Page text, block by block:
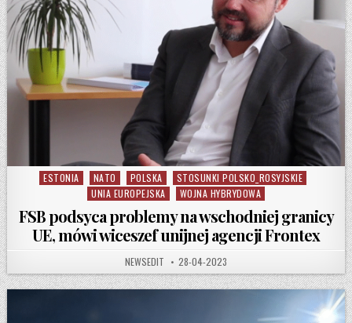
Posted in
ESTONIA NATO POLSKA
STOSUNKI POLSKO_ROSYJSKIE
UNIA EUROPEJSKA
WOJNA HYBRYDOWA
FSB podsyca problemy na wschodniej granicy
UE, mówi wiceszef unijnej agencji Frontex
AUTHOR:
NEWSEDIT PUBLISHED DATE:
28-04-2023